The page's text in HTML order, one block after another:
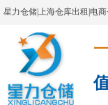
星力仓储|上海仓库出租|电